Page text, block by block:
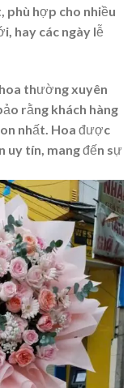
phù hợp cho nhiều
hay các ngày lễ
thường xuyên
rằng khách hàng
nhất. Hoa được
uy tín, mang đến sự